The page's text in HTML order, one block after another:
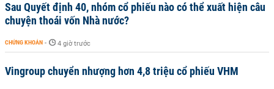
Sau Quyết định 40, nhóm cổ phiếu nào có thể xuất hiện câu
chuyện thoái vốn Nhà nước?
CHỨNG KHOÁN - 4 giờ trước
Vingroup chuyển nhượng hơn 4,8 triệu cổ phiếu VHM